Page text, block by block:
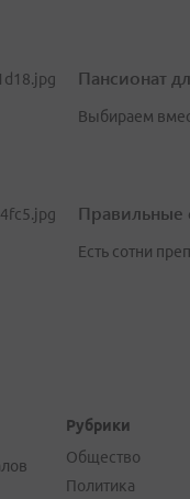
Пансионат
Выбираем
Правильные
Есть сотни
Рубрики
Общество
Политика